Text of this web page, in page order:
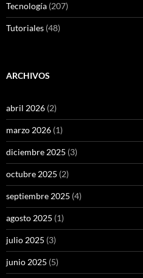
Tecnología (207)
Tutoriales (48)
ARCHIVOS
abril 2026 (2)
marzo 2026 (1)
diciembre 2025 (3)
octubre 2025 (2)
septiembre 2025 (4)
agosto 2025 (1)
julio 2025 (3)
junio 2025 (5)